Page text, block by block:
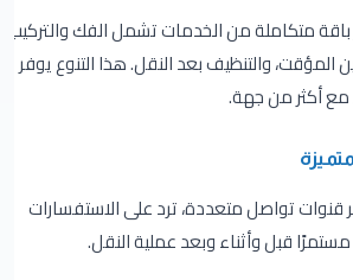
متكاملة من الخدمات تشمل الفك والتركيب،
المؤقت، والتنظيف بعد النقل. هذا التنوع يوفر
مع أكثر من جهة.
قنوات تواصل متعددة، ترد على الاستفسارات
قبل وأثناء وبعد عملية النقل.